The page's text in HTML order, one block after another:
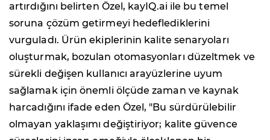
artırdığını belirten Özel, kayIQ.ai ile bu temel
soruna çözüm getirmeyi hedeflediklerini
vurguladı. Ürün ekiplerinin kalite senaryoları
oluşturmak, bozulan otomasyonları düzeltmek ve
sürekli değişen kullanıcı arayüzlerine uyum
sağlamak için önemli ölçüde zaman ve kaynak
harcadığını ifade eden Özel, "Bu sürdürülebilir
olmayan yaklaşımı değiştiriyor; kalite güvence